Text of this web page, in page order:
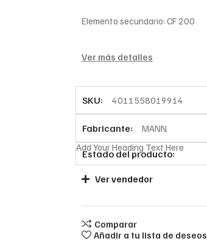
Elemento secundario: CF 200
Ver más detalles
SKU: 4011558019914
Fabricante: MANN
Estado del producto:
Add Your Heading Text Here
Ver vendedor
Comparar
Añadir a tu lista de deseos